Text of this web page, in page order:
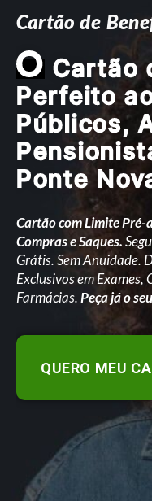
Cartão de
O Cartão
Perfeito
Públicos,
Ponte
Cartão com Limite
Compras e Saques.
Grátis. Sem Anuidade.
Exclusivos em Exames,
Farmácias.Peça já o
QUERO MEU